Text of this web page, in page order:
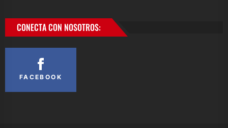
CONECTA CON NOSOTROS:
FACEBOOK